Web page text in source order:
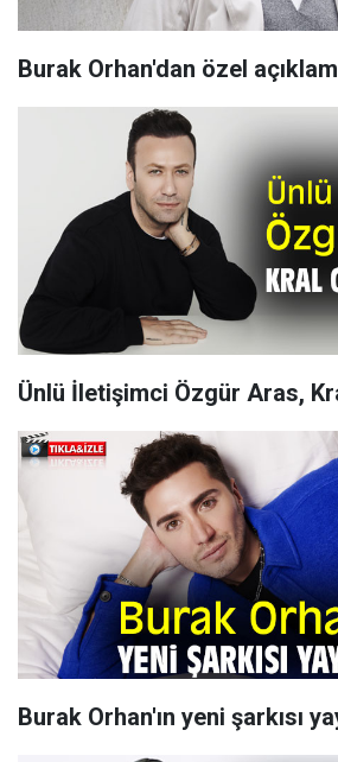
Burak Orhan'dan özel
Ünlü İletişimci Özgür Aras,
Burak Orhan'ın yeni şarkısı